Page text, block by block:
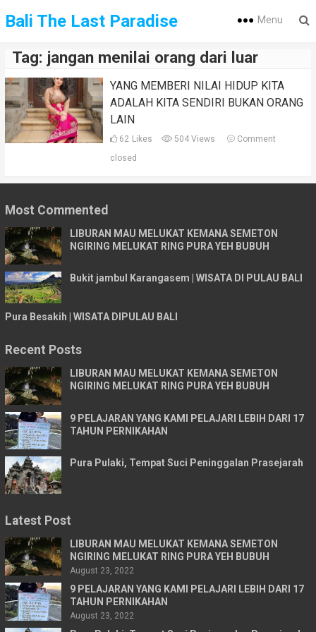
Bali The Last Paradise Menu
Tag: jangan menilai orang dari luar
YANG MEMBERI NILAI HIDUP KITA
ADALAH KITA SENDIRI BUKAN ORANG
LAIN
62 Likes 504 Views
Comment
closed
Most Commented
LIBURAN MAU MELUKAT KEMANA SEMETON
NGIRING MELUKAT RING PURA YEH BUBUH
Bukit jambul Karangasem | WISATA DI PULAU BALI
Pura Besakih | WISATA DIPULAU BALI
Recent Posts
LIBURAN MAU MELUKAT KEMANA SEMETON
NGIRING MELUKAT RING PURA YEH BUBUH
9 PELAJARAN YANG KAMI PELAJARI LEBIH DARI 17
TAHUN PERNIKAHAN
Pura Pulaki, Tempat Suci Peninggalan Prasejarah
Latest Post
LIBURAN MAU MELUKAT KEMANA SEMETON
NGIRING MELUKAT RING PURA YEH BUBUH
August 23, 2022
9 PELAJARAN YANG KAMI PELAJARI LEBIH DARI 17
TAHUN PERNIKAHAN
August 23, 2022